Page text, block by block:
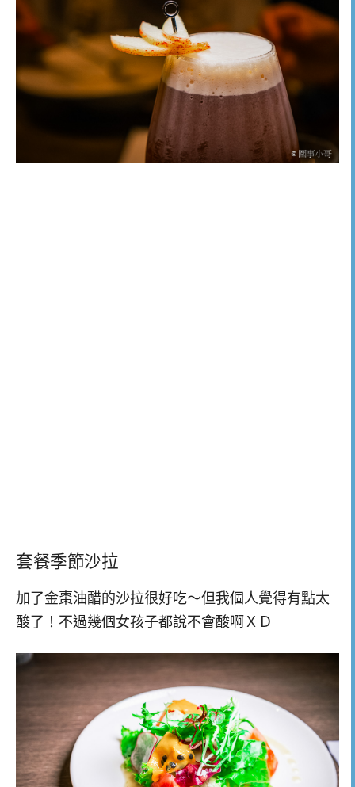
套餐季節沙拉
加了金棗油醋的沙拉很好吃～但我個人覺得有點太
酸了！不過幾個女孩子都說不會酸啊ＸＤ